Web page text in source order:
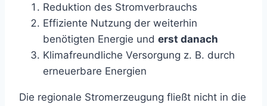
Reduktion des Stromverbrauchs
Effiziente Nutzung der weiterhin
benötigten Energie und erst danach
Klimafreundliche Versorgung z. B. durch
erneuerbare Energien
Die regionale Stromerzeugung fließt nicht in die